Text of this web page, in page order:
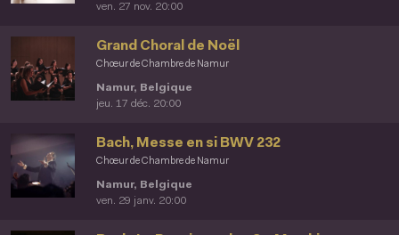
ven. 27 nov. 20:00
Chœur de Chambre de Namur
Grand Choral de Noël
Namur, Belgique
jeu. 17 déc. 20:00
Chœur de Chambre de Namur
Bach, Messe en si BWV 232
Namur, Belgique
ven. 29 janv. 20:00